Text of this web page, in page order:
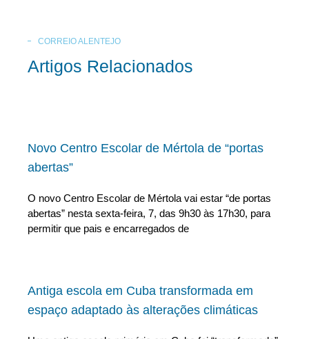
CORREIO ALENTEJO
Artigos Relacionados
Novo Centro Escolar de Mértola de “portas
abertas”
O novo Centro Escolar de Mértola vai estar “de portas
abertas” nesta sexta-feira, 7, das 9h30 às 17h30, para
permitir que pais e encarregados de
Antiga escola em Cuba transformada em
espaço adaptado às alterações climáticas